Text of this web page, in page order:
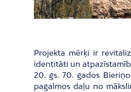
Projekta mērķi ir
identitāti un
20. gs. 70. gados
pagalmos daļu no